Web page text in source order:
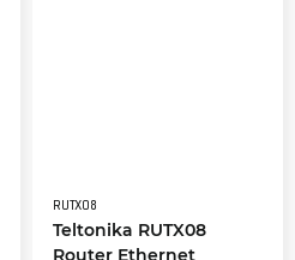
RUTX08
Teltonika RUTX08
Router Ethernet